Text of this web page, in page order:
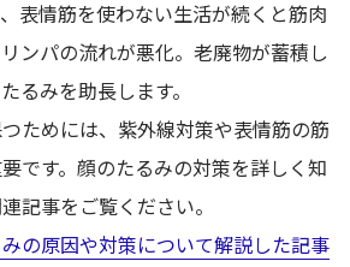
表情筋を使わない生活が続くと筋肉
ンパの流れが悪化。老廃物が蓄積し
るみを助長します。
ためには、紫外線対策や表情筋の筋
です。顔のたるみの対策を詳しく知
記事をご覧ください。
の原因や対策について解説した記事